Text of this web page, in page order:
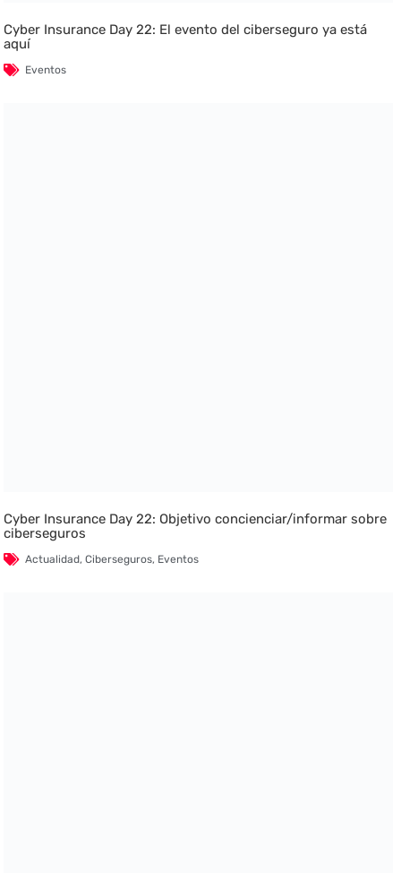
Cyber Insurance Day 22: El evento del ciberseguro ya está
aquí
Eventos
Cyber Insurance Day 22: Objetivo concienciar/informar sobre
ciberseguros
Actualidad,Ciberseguros, Eventos